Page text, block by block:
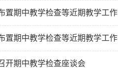
置期中教学检查等近期教学工作
置期中教学检查等近期教学工作
开期中教学检查座谈会